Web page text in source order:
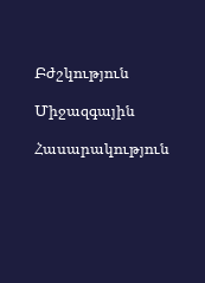
Բժշկություն
Միջազգային
Հասարակություն